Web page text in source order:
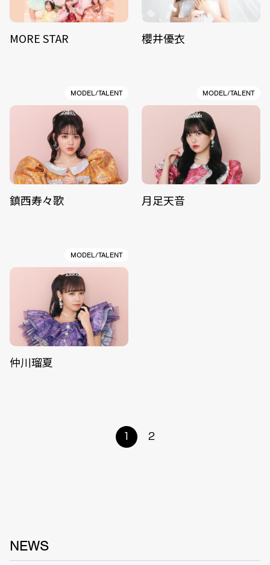
MORE STAR 櫻井優衣
MODEL/TALENT
鎮西寿々歌
MODEL/TALENT
月足天音
MODEL/TALENT
仲川瑠夏
1 2
NEWS